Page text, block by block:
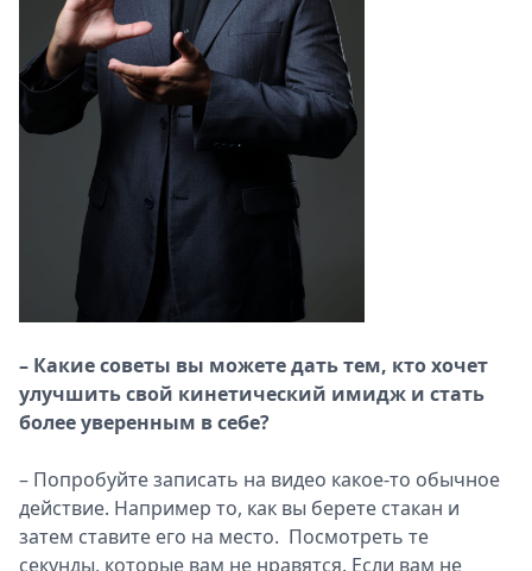
– Какие советы вы можете дать тем, кто хочет
улучшить свой кинетический имидж и стать
более уверенным в себе?
– Попробуйте записать на видео какое-то обычное
действие. Например то, как вы берете стакан и
затем ставите его на место. Посмотреть те
секунды, которые вам не нравятся. Если вам не